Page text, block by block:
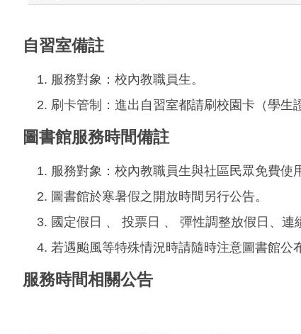
自習室備註
服務對象：校內教職員生。
刷卡管制：進出自習室都請刷校園卡（學生
圖書館服務時間備註
服務對象：校內教職員生與社區民眾免費使
圖書館於寒暑假之開放時間另行公告。
國定假日 、 投票日 、 彈性調整放假日、連
若遇颱風等特殊情況時請隨時注意圖書館公
服務時間相關公告